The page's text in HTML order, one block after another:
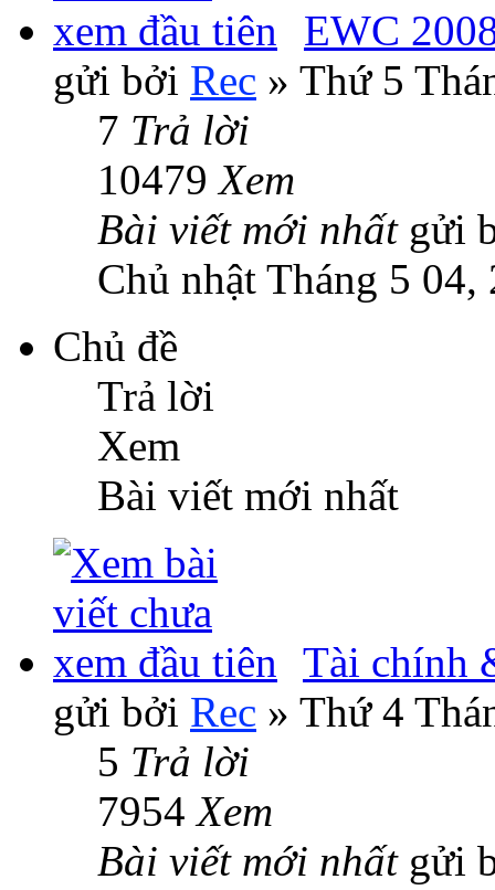
EWC
gửi bởi Rec » Thứ 5
7 Trả lời
10479Xem
Bài viết mới nhất gửi
Chủ nhật Tháng 5 04,
Chủ đề
Trả lời
Xem
Bài viết mới nhất
Tài chính
gửi bởi Rec » Thứ 4
5 Trả lời
7954Xem
Bài viết mới nhất gửi